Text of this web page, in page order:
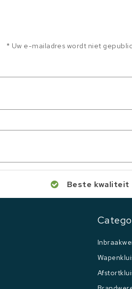
* Uw e-mailadres wordt niet
Beste kwaliteit